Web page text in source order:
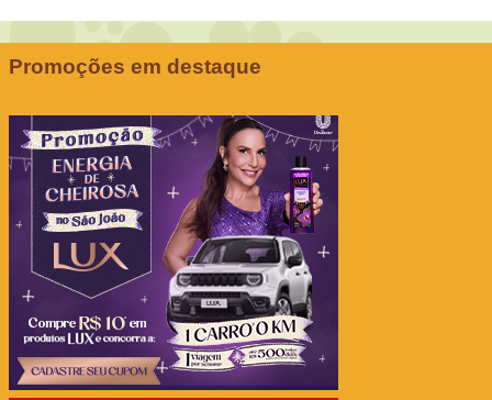
Promoções em destaque